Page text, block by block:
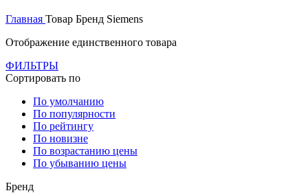
Главная Товар Бренд Siemens
Отображение единственного товара
ФИЛЬТРЫ
Сортировать по
По умолчанию
По популярности
По рейтингу
По новизне
По возрастанию цены
По убыванию цены
Бренд